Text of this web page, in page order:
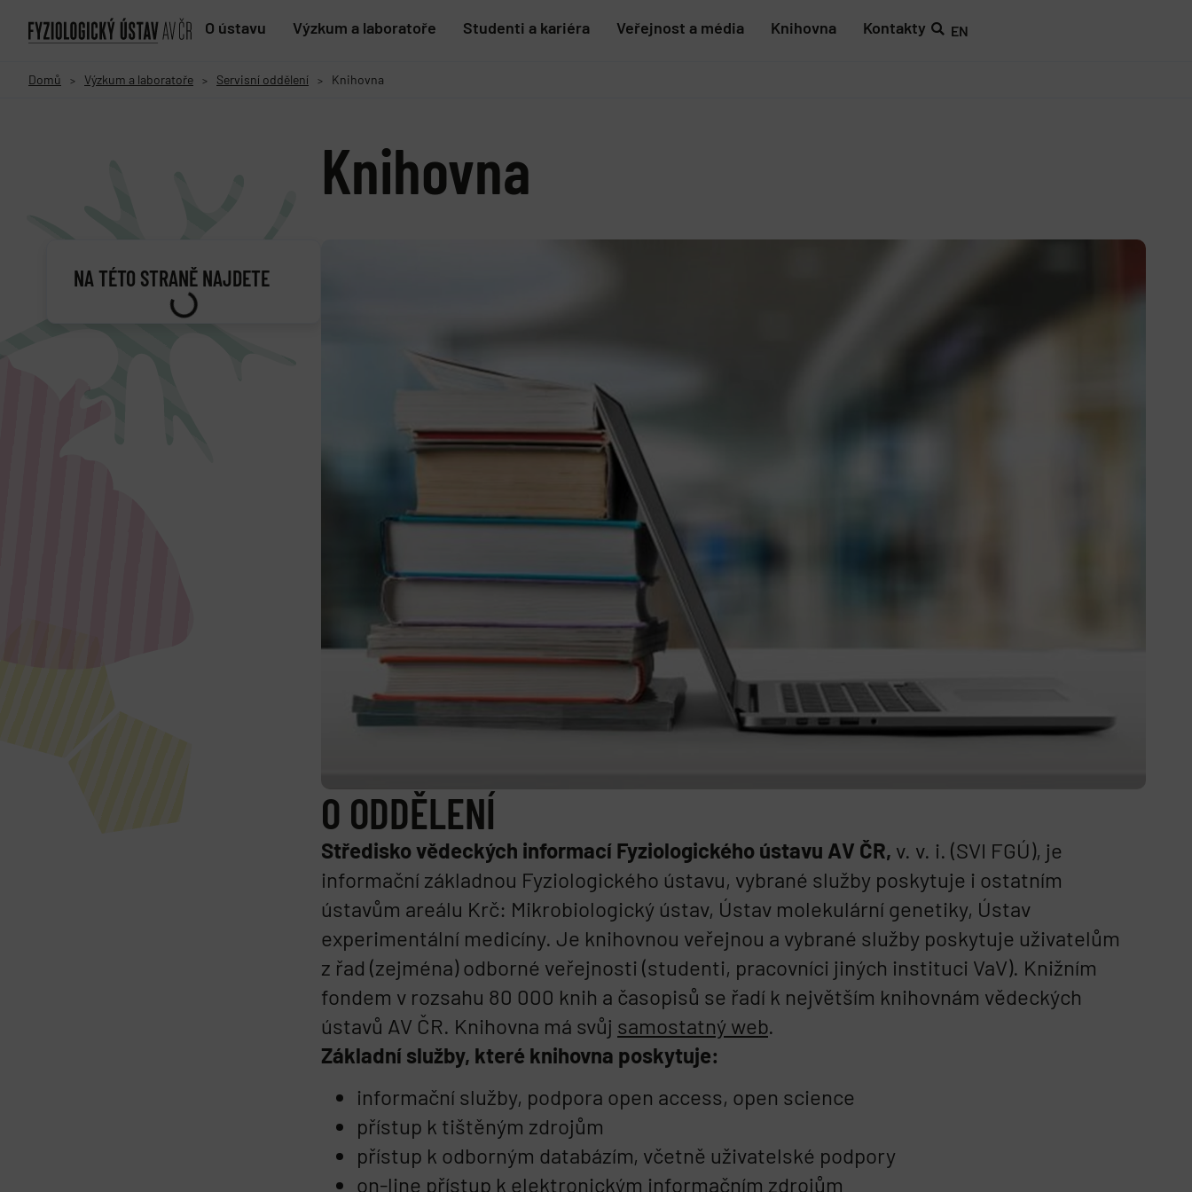
O ústavu Výzkum a laboratoře Studenti a kariéra Veřejnost a média Knihovna Kontakty EN
Domů > Výzkum a laboratoře > Servisní oddělení > Knihovna
Knihovna
NA TÉTO STRANĚ NAJDETE
O ODDĚLENÍ
Středisko vědeckých informací Fyziologického ústavu AV ČR, v. v. i. (SVI FGÚ), je
informační základnou Fyziologického ústavu, vybrané služby poskytuje i ostatním
ústavům areálu Krč: Mikrobiologický ústav, Ústav molekulární genetiky, Ústav
experimentální medicíny. Je knihovnou veřejnou a vybrané služby poskytuje uživatelům
z řad (zejména) odborné veřejnosti (studenti, pracovníci jiných instituci VaV). Knižním
fondem v rozsahu 80 000 knih a časopisů se řadí k největším knihovnám vědeckých
ústavů AV ČR. Knihovna má svůj samostatný web.
Základní služby, které knihovna poskytuje:
informační služby, podpora open access, open science
přístup k tištěným zdrojům
přístup k odborným databázím, včetně uživatelské podpory
on-line přístup k elektronickým informačním zdrojům